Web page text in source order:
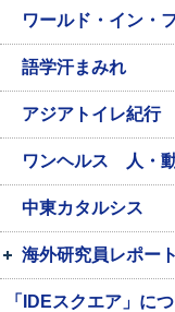
ワールド・イン・
語学汗まみれ
アジアトイレ紀行
ワンヘルス 人・
中東カタルシス
海外研究員レポート
「IDEスクエア」に